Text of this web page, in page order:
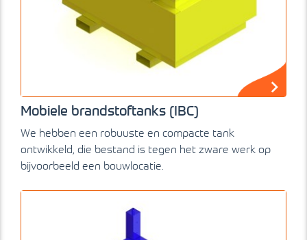
Mobiele brandstoftanks (IBC)
We hebben een robuuste en compacte tank
ontwikkeld, die bestand is tegen het zware werk op
bijvoorbeeld een bouwlocatie.